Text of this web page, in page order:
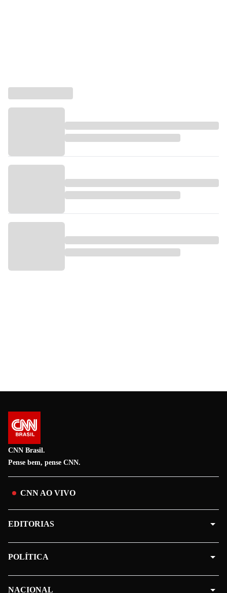
CNN Brasil.
Pense bem, pense CNN.
CNN AO VIVO
EDITORIAS
POLÍTICA
NACIONAL